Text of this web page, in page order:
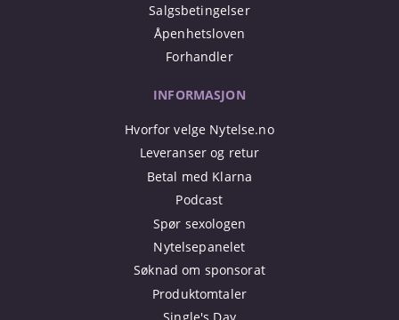
Salgsbetingelser
Åpenhetsloven
Forhandler
INFORMASJON
Hvorfor velge Nytelse.no
Leveranser og retur
Betal med Klarna
Podcast
Spør sexologen
Nytelsepanelet
Søknad om sponsorat
Produktomtaler